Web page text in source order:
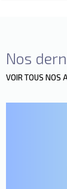
Nos
VOIR TOUS NOS